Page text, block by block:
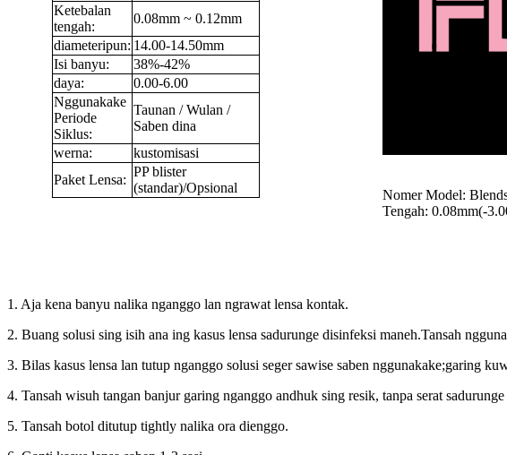
Ketebalan
tengah:
0.08mm ~ 0.12mm
diameteripun: 14.00-14.50mm
Isi banyu:
38%-42%
daya:
0.00-6.00
Nggunakake
Periode
Siklus:
Taunan / Wulan /
Saben dina
werna:
kustomisasi
Paket Lensa:
PP blister
(standar)/Opsional
Nomer Model:
Tengah: 0.08mm(-
1. Aja kena banyu nalika nganggo lan ngrawat lensa kontak.
2. Buang solusi sing isih ana ing kasus lensa sadurunge disinfeksi maneh.Tansah
3. Bilas kasus lensa lan tutup nganggo solusi seger sawise saben nggunakake;garing
4. Tansah wisuh tangan banjur garing nganggo andhuk sing resik, tanpa serat sadurunge
5. Tansah botol ditutup tightly nalika ora dienggo.